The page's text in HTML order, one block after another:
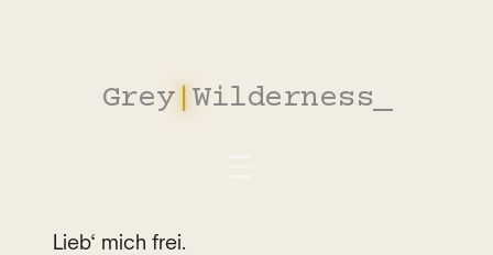
Grey|Wilderness
Lieb‘ mich frei.